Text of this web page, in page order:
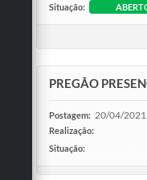
Situação:
PREGÃO
Postagem: 20/04/2021
Realização:
Situação: